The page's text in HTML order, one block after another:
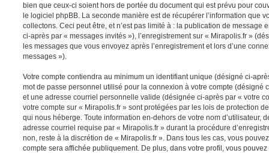
bien que ceux-ci soient hors de portée du document qui est prévu pour
le logiciel phpBB. La seconde manière est de récupérer l’information que
collectons. Ceci peut être, et n’est pas limité à : la publication de message
ci-après par « messages invités »), l’enregistrement sur « Mirapolis.fr »
les messages que vous envoyez après l’enregistrement et lors d’une
messages »).
Votre compte contiendra au minimum un identifiant unique (désigné ci-
mot de passe personnel utilisé pour la connexion à votre compte (désigné
et une adresse courriel personnelle valide (désignée ci-après par « votre
votre compte sur « Mirapolis.fr » sont protégées par les lois de protection
qui nous héberge. Toute information en-dehors de votre nom d’utilisateur,
adresse courriel requise par « Mirapolis.fr » durant la procédure
non, reste à la discrétion de « Mirapolis.fr ». Dans tous les cas, vous
compte sera affichée publiquement. De plus, dans votre profil, vous